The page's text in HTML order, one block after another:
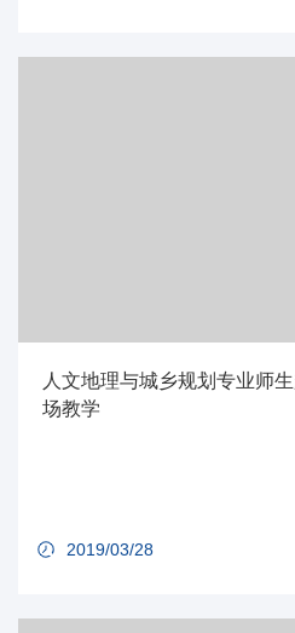
人文地理与城乡规划专业师
场教学
2019/03/28